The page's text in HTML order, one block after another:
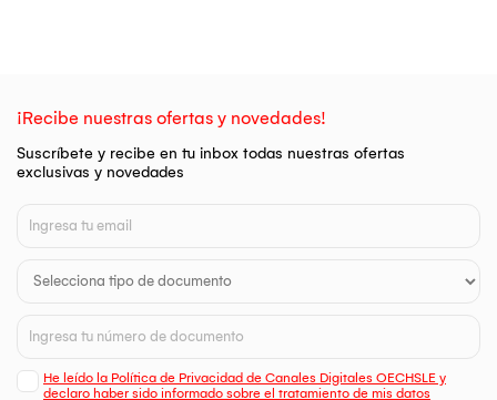
¡Recibe nuestras ofertas y novedades!
Suscríbete y recibe en tu inbox todas nuestras ofertas
exclusivas y novedades
He leído la Política de Privacidad de Canales Digitales OECHSLE y
declaro haber sido informado sobre el tratamiento de mis datos